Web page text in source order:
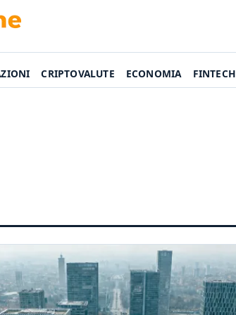
CRIPTOVALUTE ECONOMIA FINTECH